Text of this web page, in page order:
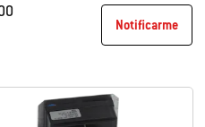
Notificarme